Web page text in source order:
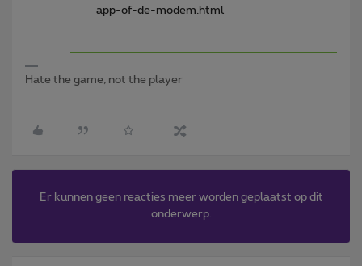
app-of-de-modem.html
Hate the game, not the player
Er kunnen geen reacties meer worden geplaatst op dit
onderwerp.